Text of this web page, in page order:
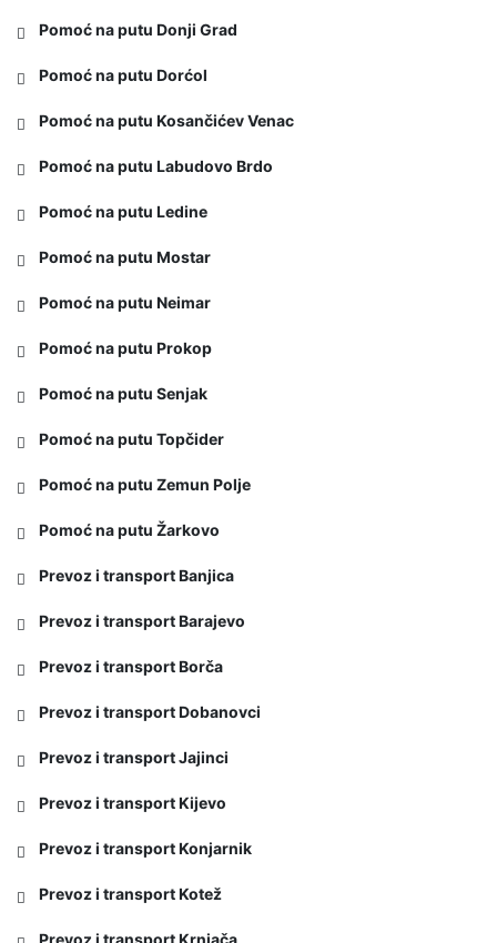
Pomoć na putu Donji Grad
Pomoć na putu Dorćol
Pomoć na putu Kosančićev Venac
Pomoć na putu Labudovo Brdo
Pomoć na putu Ledine
Pomoć na putu Mostar
Pomoć na putu Neimar
Pomoć na putu Prokop
Pomoć na putu Senjak
Pomoć na putu Topčider
Pomoć na putu Zemun Polje
Pomoć na putu Žarkovo
Prevoz i transport Banjica
Prevoz i transport Barajevo
Prevoz i transport Borča
Prevoz i transport Dobanovci
Prevoz i transport Jajinci
Prevoz i transport Kijevo
Prevoz i transport Konjarnik
Prevoz i transport Kotež